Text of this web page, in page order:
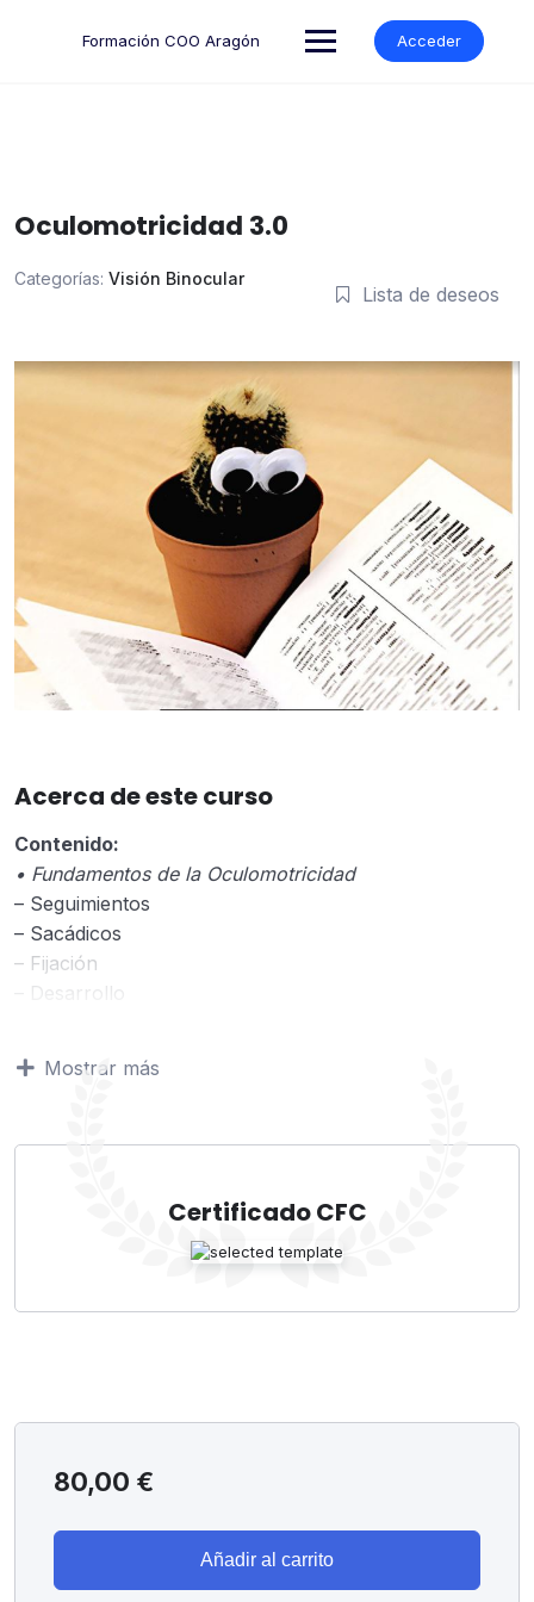
Formación COO Aragón Acceder
Oculomotricidad 3.0
Categorías: Visión Binocular
Lista de deseos
Acerca de este curso
Contenido:
• Fundamentos de la Oculomotricidad
– Seguimientos
– Sacádicos
– Fijación
– Desarrollo
– Valoración de la Oculomotricidad
• Rehabilitación Visual de las anomalías oculomotoras
– Plan de terapia visual
• Evidencia científica sobre Oculomotricidad
Actividades a desarrollar por el alumno:
el 15 de noviembre de 2023.
• Realización de un examen previo como primera
aproximación del alumno al nivel de formación sobre
Oculomotricidad. Fecha tope de realización: 5 de
noviembre.
Mostrar más
Certificado CFC
80,00 €
Añadir al carrito